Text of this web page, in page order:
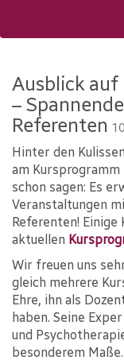
Ausblick auf
–
Referenten
Hinter den
am Kursprogramm
schon sagen: Es
Veranstaltungen
Referenten!
aktuellen
Wir freuen uns
gleich mehrere
Ehre, ihn als
haben. Seine
und
besonderem Maße.